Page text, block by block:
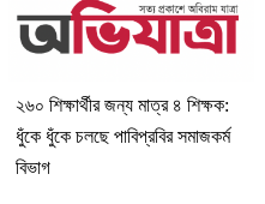
২৬০ শিক্ষার্থীর জন্য মাত্র ৪ শিক্ষক:
ধুঁকে ধুঁকে চলছে পাবিপ্রবির সমাজকর্ম
বিভাগ